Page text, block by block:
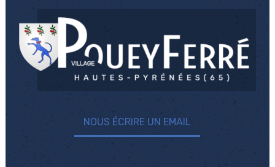
NOUS ÉCRIRE UN EMAIL